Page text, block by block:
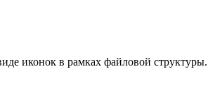
иконок в рамках файловой структуры.